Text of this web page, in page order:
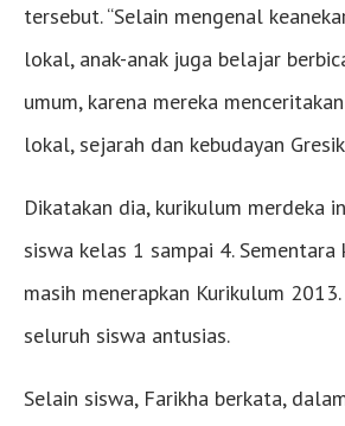
tersebut. “Selain mengenal
lokal, anak-anak juga belajar
umum, karena mereka
lokal, sejarah dan kebudayan
Dikatakan dia, kurikulum merdeka
siswa kelas 1 sampai 4. Sementara
masih menerapkan Kurikulum
seluruh siswa antusias.
Selain siswa, Farikha berkata,